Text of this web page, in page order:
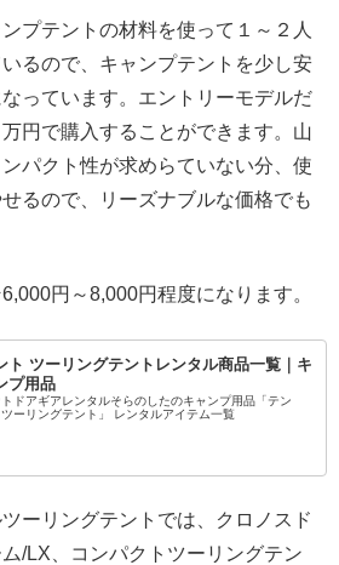
プテントの材料を使って１～２人
るので、キャンプテントを少し安
っています。エントリーモデルだ
円で購入することができます。山
パクト性が求めらていない分、使
るので、リーズナブルな価格でも
円～8,000円程度になります。
ト ツーリングテントレンタル商品一覧｜キ
プ用品
トドアギアレンタルそらのしたのキャンプ用品「テン
ツーリングテント」 レンタルアイテム一覧
ーリングテントでは、クロノスド
/LX、コンパクトツーリングテン